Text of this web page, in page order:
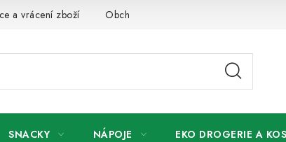
a vrácení zboží Obchodní podmínky
SNACKY NÁPOJE EKO DROGERIE A